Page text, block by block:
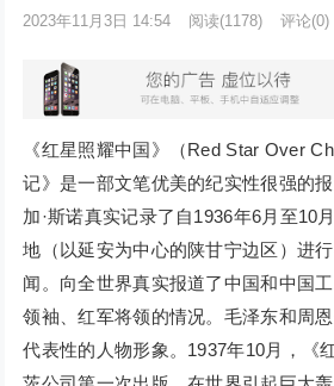
2023年11月3日 14:54 阅读(1178) 评论(0)
《红星照耀中国》（Red Star Over
记》是一部文笔优美的纪实性很强的
加·斯诺真实记录了自1936年6月至10
地（以延安为中心的陕甘宁边区）进
闻。向全世界真实报道了中国和中国
领袖、红军将领的情况。毛泽东和周
代表性的人物形象。1937年10月，《